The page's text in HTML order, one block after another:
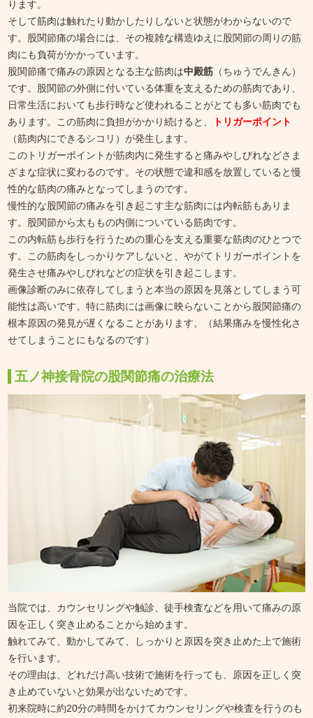
ります。
そして筋肉は触れたり動かしたりしないと状態がわからないので
す。股関節痛の場合には、その複雑な構造ゆえに股関節の周りの筋
肉にも負荷がかかっています。
股関節痛で痛みの原因となる主な筋肉は中殿筋 （ちゅうでんきん）
です。股関節の外側に付いている体重を支えるための筋肉であり、
日常生活においても歩行時など使われることがとても多い筋肉でも
あります。この筋肉に負担がかかり続けると、
トリガーポイント
（筋肉内にできるシコリ）が発生します。
このトリガーポイントが筋肉内に発生すると痛みやしびれなどさま
ざまな症状に変わるのです。その状態で違和感を放置していると慢
性的な筋肉の痛みとなってしまうのです。
慢性的な股関節の痛みを引き起こす主な筋肉には内転筋もありま
す。股関節から太ももの内側についている筋肉です。
この内転筋も歩行を行うための重心を支える重要な筋肉のひとつで
す。この筋肉をしっかりケアしないと、やがてトリガーポイントを
発生させ痛みやしびれなどの症状を引き起こします。
画像診断のみに依存してしまうと本当の原因を見落としてしまう可
能性は高いです。特に筋肉には画像に映らないことから股関節痛の
根本原因の発見が遅くなることがあります。（結果痛みを慢性化さ
せてしまうことにもなるのです）
五ノ神接骨院の股関節痛の治療法
当院では、カウンセリングや触診、徒手検査などを用いて痛みの原
因を正しく突き止めることから始めます。
触れてみて、動かしてみて、しっかりと原因を突き止めた上で施術
を行います。
その理由は、どれだけ高い技術で施術を行っても、原因を正しく突
き止めていないと効果が出ないためです。
初来院時に約20分の時間をかけてカウンセリングや検査を行うのも